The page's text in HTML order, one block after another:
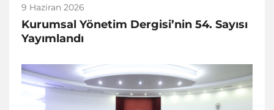
9 Haziran 2026
Kurumsal Yönetim Dergisi’nin 54. Sayısı
Yayımlandı